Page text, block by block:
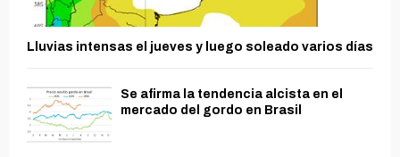
Lluvias intensas el jueves y luego soleado varios días
Se afirma la tendencia alcista en el
mercado del gordo en Brasil